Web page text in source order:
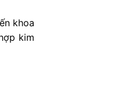
khoa
kim